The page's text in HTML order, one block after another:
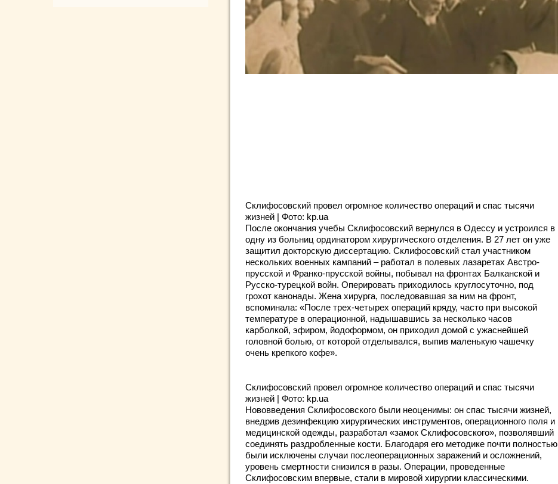
Склифосовский провел огромное количество операций и спас тысячи
жизней | Фото: kp.ua
После окончания учебы Склифосовский вернулся в Одессу и устроился в
одну из больниц ординатором хирургического отделения. В 27 лет он уже
защитил докторскую диссертацию. Склифосовский стал участником
нескольких военных кампаний – работал в полевых лазаретах Австро-
прусской и Франко-прусской войны, побывал на фронтах Балканской и
Русско-турецкой войн. Оперировать приходилось круглосуточно, под
грохот канонады. Жена хирурга, последовавшая за ним на фронт,
вспоминала: «После трех-четырех операций кряду, часто при высокой
температуре в операционной, надышавшись за несколько часов
карболкой, эфиром, йодоформом, он приходил домой с ужаснейшей
головной болью, от которой отделывался, выпив маленькую чашечку
очень крепкого кофе».
Склифосовский провел огромное количество операций и спас тысячи
жизней | Фото: kp.ua
Нововведения Склифосовского были неоценимы: он спас тысячи жизней,
внедрив дезинфекцию хирургических инструментов, операционного поля и
медицинской одежды, разработал «замок Склифосовского», позволявший
соединять раздробленные кости. Благодаря его методике почти полностью
были исключены случаи послеоперационных заражений и осложнений,
уровень смертности снизился в разы. Операции, проведенные
Склифосовским впервые, стали в мировой хирургии классическими.